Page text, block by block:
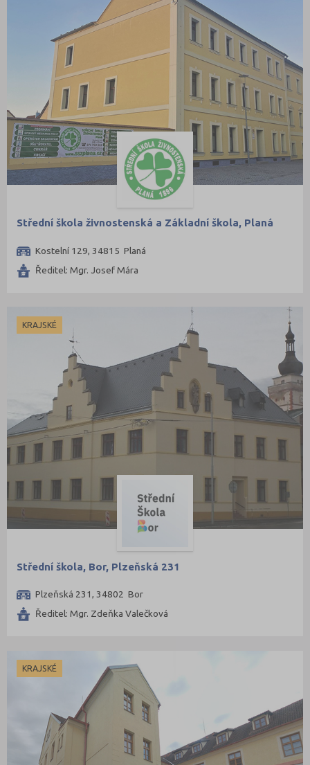
Střední škola živnostenská a Základní škola, Planá
Kostelní 129, 34815 Planá
Ředitel: Mgr. Josef Mára
KRAJSKÉ
Střední škola, Bor, Plzeňská 231
Plzeňská 231, 34802 Bor
Ředitel: Mgr. Zdeňka Valečková
KRAJSKÉ